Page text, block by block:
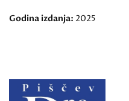
Godina izdanja: 2025